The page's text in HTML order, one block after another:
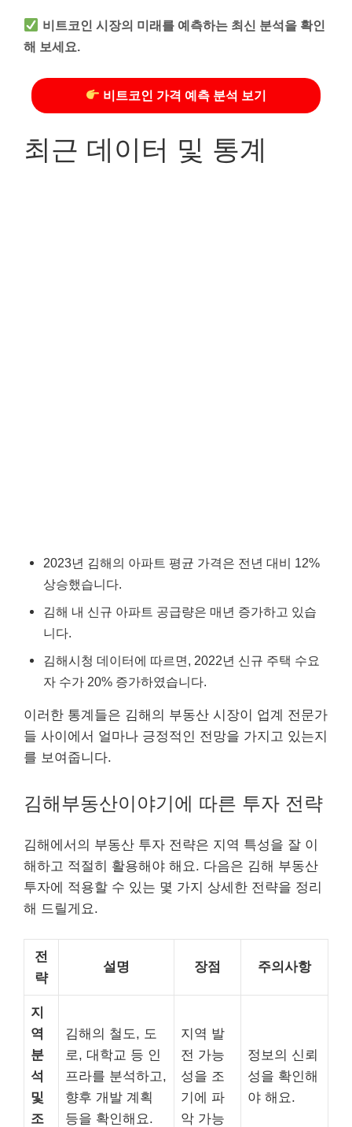
비트코인 시장의 미래를 예측하는 최신 분석을 확인
해 보세요.
비트코인 가격 예측 분석 보기
최근 데이터 및 통계
2023년 김해의 아파트 평균 가격은 전년 대비 12%
상승했습니다.
김해 내 신규 아파트 공급량은 매년 증가하고 있습
니다.
김해시청 데이터에 따르면, 2022년 신규 주택 수요
자 수가 20% 증가하였습니다.
이러한 통계들은 김해의 부동산 시장이 업계 전문가
들 사이에서 얼마나 긍정적인 전망을 가지고 있는지
를 보여줍니다.
김해부동산이야기에 따른 투자 전략
김해에서의 부동산 투자 전략은 지역 특성을 잘 이
해하고 적절히 활용해야 해요. 다음은 김해 부동산
투자에 적용할 수 있는 몇 가지 상세한 전략을 정리
해 드릴게요.
전
략
설명 장점 주의사항
지
역
분
석
및
조
김해의 철도, 도
로, 대학교 등 인
프라를 분석하고,
향후 개발 계획
등을 확인해요.
지역 발
전 가능
성을 조
기에 파
악 가능
정보의 신뢰
성을 확인해
야 해요.